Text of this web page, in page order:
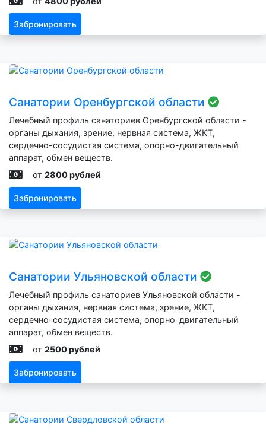
Забронировать
Санатории Оренбургской области
Лечебный профиль санаториев Оренбургской области -
органы дыхания, зрение, нервная система, ЖКТ,
сердечно-сосудистая система, опорно-двигательный
аппарат, обмен веществ.
от 2800 рублей
Забронировать
Санатории Ульяновской области
Лечебный профиль санаториев Ульяновской области -
органы дыхания, нервная система, зрение, ЖКТ,
сердечно-сосудистая система, опорно-двигательный
аппарат, обмен веществ.
от 2500 рублей
Забронировать